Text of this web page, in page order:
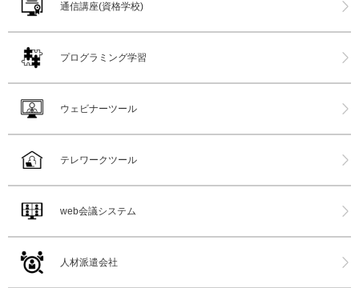
通信講座(資格学校)
プログラミング学習
ウェビナーツール
テレワークツール
web会議システム
人材派遣会社